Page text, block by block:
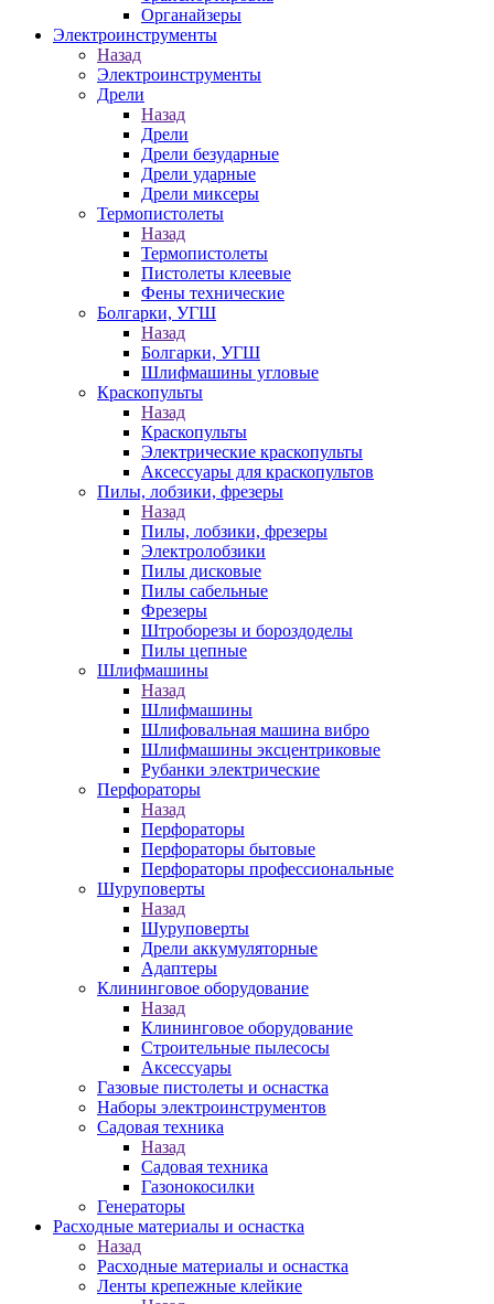
Органайзеры
Электроинструменты
Назад
Электроинструменты
Дрели
Назад
Дрели
Дрели безударные
Дрели ударные
Дрели миксеры
Термопистолеты
Назад
Термопистолеты
Пистолеты клеевые
Фены технические
Болгарки, УГШ
Назад
Болгарки, УГШ
Шлифмашины угловые
Краскопульты
Назад
Краскопульты
Электрические краскопульты
Аксессуары для краскопультов
Пилы, лобзики, фрезеры
Назад
Пилы, лобзики, фрезеры
Электролобзики
Пилы дисковые
Пилы сабельные
Фрезеры
Штроборезы и бороздоделы
Пилы цепные
Шлифмашины
Назад
Шлифмашины
Шлифовальная машина вибро
Шлифмашины эксцентриковые
Рубанки электрические
Перфораторы
Назад
Перфораторы
Перфораторы бытовые
Перфораторы профессиональные
Шуруповерты
Назад
Шуруповерты
Дрели аккумуляторные
Адаптеры
Клининговое оборудование
Назад
Клининговое оборудование
Строительные пылесосы
Аксессуары
Газовые пистолеты и оснастка
Наборы электроинструментов
Садовая техника
Назад
Садовая техника
Газонокосилки
Генераторы
Расходные материалы и оснастка
Назад
Расходные материалы и оснастка
Ленты крепежные клейкие